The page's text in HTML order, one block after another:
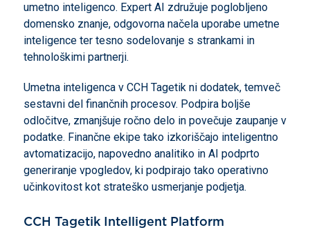
umetno inteligenco. Expert AI združuje poglobljeno
domensko znanje, odgovorna načela uporabe umetne
inteligence ter tesno sodelovanje s strankami in
tehnološkimi partnerji.
Umetna inteligenca v CCH Tagetik ni dodatek, temveč
sestavni del finančnih procesov. Podpira boljše
odločitve, zmanjšuje ročno delo in povečuje zaupanje v
podatke. Finančne ekipe tako izkoriščajo inteligentno
avtomatizacijo, napovedno analitiko in AI podprto
generiranje vpogledov, ki podpirajo tako operativno
učinkovitost kot strateško usmerjanje podjetja.
CCH Tagetik Intelligent Platform